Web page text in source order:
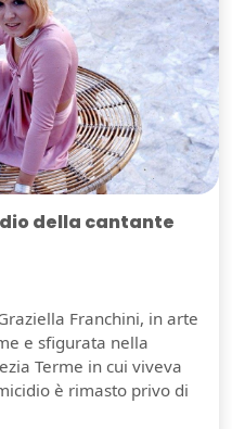
della cantante
Franchini, in arte
e sfigurata nella
Terme in cui viveva
è rimasto privo di